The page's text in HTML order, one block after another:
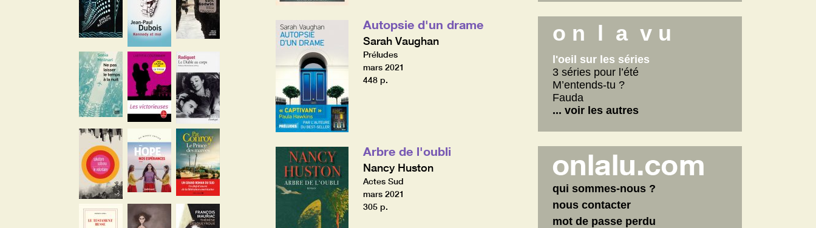
Autopsie d'un drame
Sarah Vaughan
Préludes
mars 2021
448 p.
Arbre de l'oubli
Nancy Huston
Actes Sud
mars 2021
305 p.
o n l a v u
l'oeil sur les séries
3 séries pour l’été
M’entends-tu ?
Fauda
... voir les autres
qui sommes-nous ?
nous contacter
mot de passe perdu